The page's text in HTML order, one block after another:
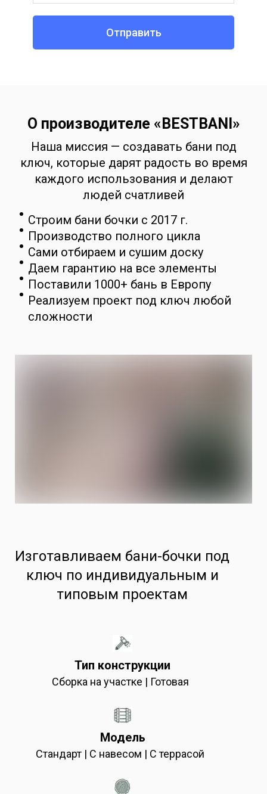
Отправить
О производителе «BESTBANI»
Наша миссия — создавать бани под
ключ, которые дарят радость во время
каждого использования и делают
людей счатливей
Строим бани бочки с 2017 г.
Производство полного цикла
Сами отбираем и сушим доску
Даем гарантию на все элементы
Поставили 1000+ бань в Европу
Реализуем проект под ключ любой
сложности
Изготавливаем бани-бочки под
ключ по индивидуальным и
типовым проектам
Стандарт | С навесом | С террасой
Модель
Сборка на участке | Готовая
Тип конструкции